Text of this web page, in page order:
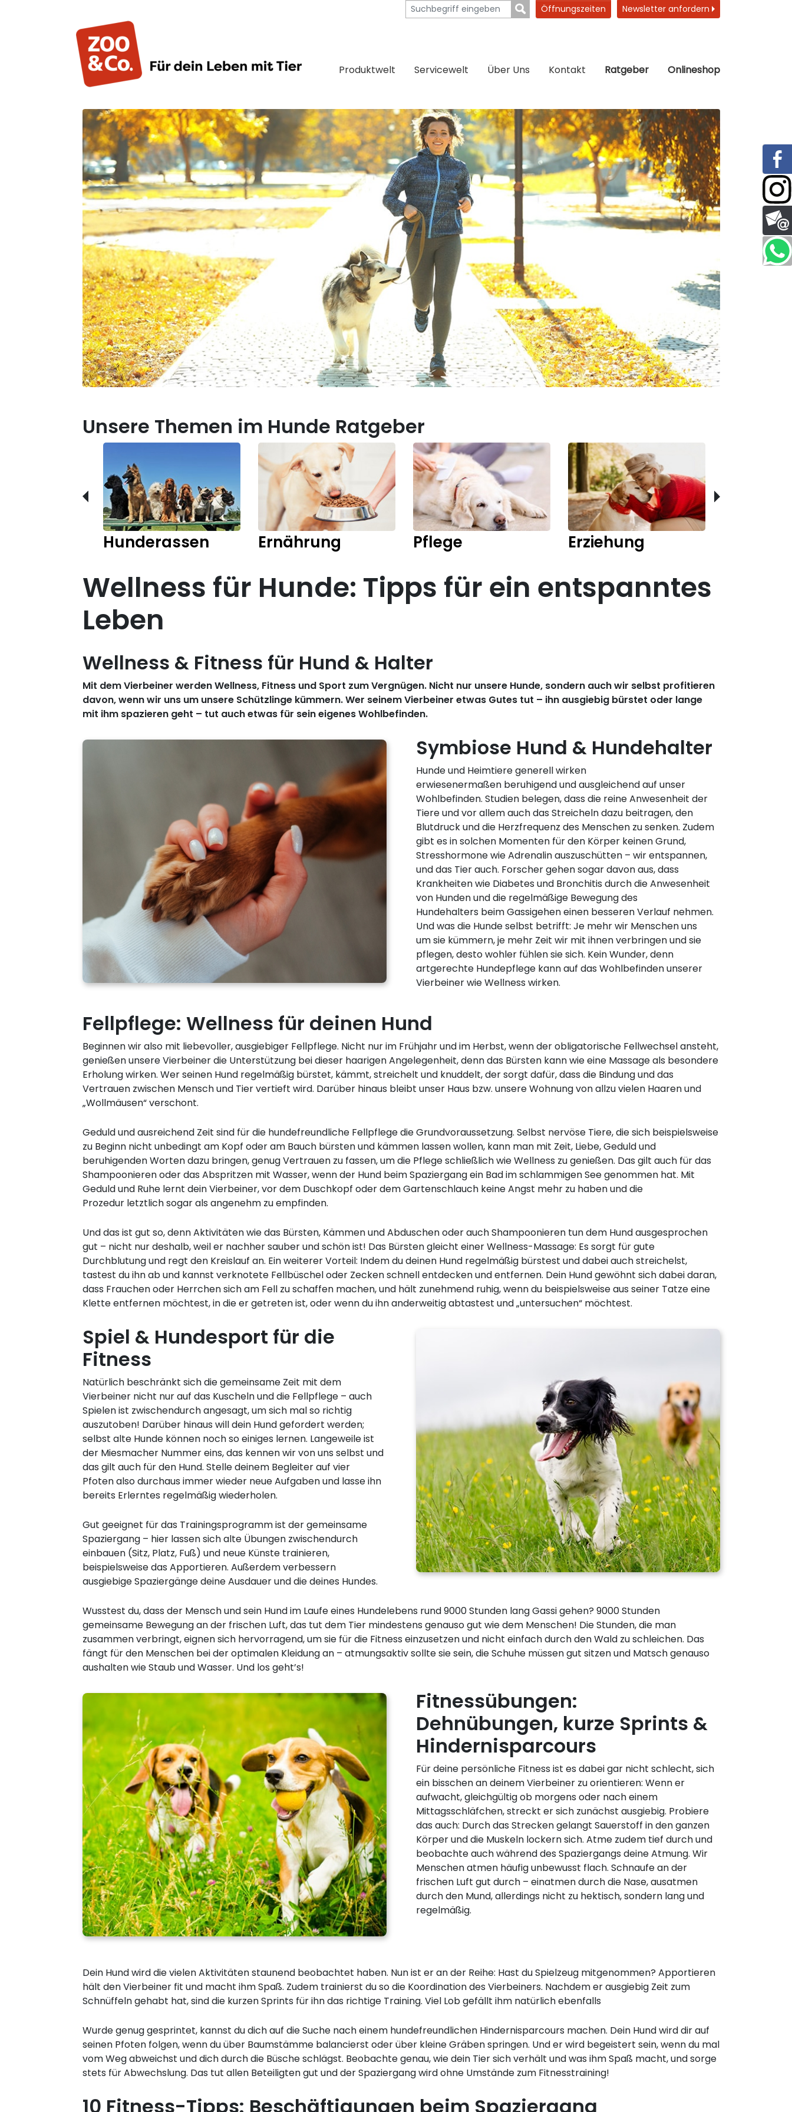
Öffnungszeiten Newsletter anfordern
Produktwelt Servicewelt Über Uns Kontakt Ratgeber Onlineshop
Unsere Themen im Hunde Ratgeber
Hunderassen Ernährung Pflege Erziehung
Wellness für Hunde: Tipps für ein entspanntes
Leben
Wellness & Fitness für Hund & Halter
Mit dem Vierbeiner werden Wellness, Fitness und Sport zum Vergnügen. Nicht nur unsere Hunde, sondern auch wir selbst profitieren
davon, wenn wir uns um unsere Schützlinge kümmern. Wer seinem Vierbeiner etwas Gutes tut – ihn ausgiebig bürstet oder lange
mit ihm spazieren geht – tut auch etwas für sein eigenes Wohlbefinden.
Symbiose Hund & Hundehalter
Hunde und Heimtiere generell wirken
erwiesenermaßen beruhigend und ausgleichend auf unser
Wohlbefinden. Studien belegen, dass die reine Anwesenheit der
Tiere und vor allem auch das Streicheln dazu beitragen, den
Blutdruck und die Herzfrequenz des Menschen zu senken. Zudem
gibt es in solchen Momenten für den Körper keinen Grund,
Stresshormone wie Adrenalin auszuschütten – wir entspannen,
und das Tier auch. Forscher gehen sogar davon aus, dass
Krankheiten wie Diabetes und Bronchitis durch die Anwesenheit
von Hunden und die regelmäßige Bewegung des
Hundehalters beim Gassigehen einen besseren Verlauf nehmen.
Und was die Hunde selbst betrifft: Je mehr wir Menschen uns
um sie kümmern, je mehr Zeit wir mit ihnen verbringen und sie
pflegen, desto wohler fühlen sie sich. Kein Wunder, denn
artgerechte Hundepflege kann auf das Wohlbefinden unserer
Vierbeiner wie Wellness wirken.
Fellpflege: Wellness für deinen Hund
Beginnen wir also mit liebevoller, ausgiebiger Fellpflege. Nicht nur im Frühjahr und im Herbst, wenn der obligatorische Fellwechsel ansteht,
genießen unsere Vierbeiner die Unterstützung bei dieser haarigen Angelegenheit, denn das Bürsten kann wie eine Massage als besondere
Erholung wirken. Wer seinen Hund regelmäßig bürstet, kämmt, streichelt und knuddelt, der sorgt dafür, dass die Bindung und das
Vertrauen zwischen Mensch und Tier vertieft wird. Darüber hinaus bleibt unser Haus bzw. unsere Wohnung von allzu vielen Haaren und
„Wollmäusen“ verschont.
Geduld und ausreichend Zeit sind für die hundefreundliche Fellpflege die Grundvoraussetzung. Selbst nervöse Tiere, die sich beispielsweise
zu Beginn nicht unbedingt am Kopf oder am Bauch bürsten und kämmen lassen wollen, kann man mit Zeit, Liebe, Geduld und
beruhigenden Worten dazu bringen, genug Vertrauen zu fassen, um die Pflege schließlich wie Wellness zu genießen. Das gilt auch für das
Shampoonieren oder das Abspritzen mit Wasser, wenn der Hund beim Spaziergang ein Bad im schlammigen See genommen hat. Mit
Geduld und Ruhe lernt dein Vierbeiner, vor dem Duschkopf oder dem Gartenschlauch keine Angst mehr zu haben und die
Prozedur letztlich sogar als angenehm zu empfinden.
Und das ist gut so, denn Aktivitäten wie das Bürsten, Kämmen und Abduschen oder auch Shampoonieren tun dem Hund ausgesprochen
gut – nicht nur deshalb, weil er nachher sauber und schön ist! Das Bürsten gleicht einer Wellness-Massage: Es sorgt für gute
Durchblutung und regt den Kreislauf an. Ein weiterer Vorteil: Indem du deinen Hund regelmäßig bürstest und dabei auch streichelst,
tastest du ihn ab und kannst verknotete Fellbüschel oder Zecken schnell entdecken und entfernen. Dein Hund gewöhnt sich dabei daran,
dass Frauchen oder Herrchen sich am Fell zu schaffen machen, und hält zunehmend ruhig, wenn du beispielsweise aus seiner Tatze eine
Klette entfernen möchtest, in die er getreten ist, oder wenn du ihn anderweitig abtastest und „untersuchen“ möchtest.
Spiel & Hundesport für die
Fitness
Natürlich beschränkt sich die gemeinsame Zeit mit dem
Vierbeiner nicht nur auf das Kuscheln und die Fellpflege – auch
Spielen ist zwischendurch angesagt, um sich mal so richtig
auszutoben! Darüber hinaus will dein Hund gefordert werden;
selbst alte Hunde können noch so einiges lernen. Langeweile ist
der Miesmacher Nummer eins, das kennen wir von uns selbst und
das gilt auch für den Hund. Stelle deinem Begleiter auf vier
Pfoten also durchaus immer wieder neue Aufgaben und lasse ihn
bereits Erlerntes regelmäßig wiederholen.
Gut geeignet für das Trainingsprogramm ist der gemeinsame
Spaziergang – hier lassen sich alte Übungen zwischendurch
einbauen (Sitz, Platz, Fuß) und neue Künste trainieren,
beispielsweise das Apportieren. Außerdem verbessern
ausgiebige Spaziergänge deine Ausdauer und die deines Hundes.
Wusstest du, dass der Mensch und sein Hund im Laufe eines Hundelebens rund 9000 Stunden lang Gassi gehen? 9000 Stunden
gemeinsame Bewegung an der frischen Luft, das tut dem Tier mindestens genauso gut wie dem Menschen! Die Stunden, die man
zusammen verbringt, eignen sich hervorragend, um sie für die Fitness einzusetzen und nicht einfach durch den Wald zu schleichen. Das
fängt für den Menschen bei der optimalen Kleidung an – atmungsaktiv sollte sie sein, die Schuhe müssen gut sitzen und Matsch genauso
aushalten wie Staub und Wasser. Und los geht’s!
Fitnessübungen:
Dehnübungen, kurze Sprints &
Hindernisparcours
Für deine persönliche Fitness ist es dabei gar nicht schlecht, sich
ein bisschen an deinem Vierbeiner zu orientieren: Wenn er
aufwacht, gleichgültig ob morgens oder nach einem
Mittagsschläfchen, streckt er sich zunächst ausgiebig. Probiere
das auch: Durch das Strecken gelangt Sauerstoff in den ganzen
Körper und die Muskeln lockern sich. Atme zudem tief durch und
beobachte auch während des Spaziergangs deine Atmung. Wir
Menschen atmen häufig unbewusst flach. Schnaufe an der
frischen Luft gut durch – einatmen durch die Nase, ausatmen
durch den Mund, allerdings nicht zu hektisch, sondern lang und
regelmäßig.
Dein Hund wird die vielen Aktivitäten staunend beobachtet haben. Nun ist er an der Reihe: Hast du Spielzeug mitgenommen? Apportieren
hält den Vierbeiner fit und macht ihm Spaß. Zudem trainierst du so die Koordination des Vierbeiners. Nachdem er ausgiebig Zeit zum
Schnüffeln gehabt hat, sind die kurzen Sprints für ihn das richtige Training. Viel Lob gefällt ihm natürlich ebenfalls
Wurde genug gesprintet, kannst du dich auf die Suche nach einem hundefreundlichen Hindernisparcours machen. Dein Hund wird dir auf
seinen Pfoten folgen, wenn du über Baumstämme balancierst oder über kleine Gräben springen. Und er wird begeistert sein, wenn du mal
vom Weg abweichst und dich durch die Büsche schlägst. Beobachte genau, wie dein Tier sich verhält und was ihm Spaß macht, und sorge
stets für Abwechslung. Das tut allen Beteiligten gut und der Spaziergang wird ohne Umstände zum Fitnesstraining!
10 Fitness-Tipps: Beschäftigungen beim Spaziergang